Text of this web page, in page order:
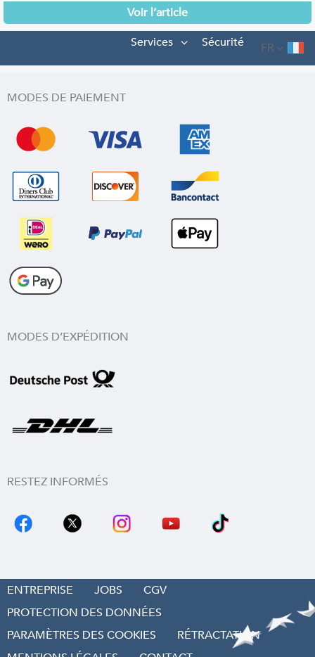
Voir l’article
FR
Sécurité
Services
MODES DE PAIEMENT
MODES D’EXPÉDITION
RESTEZ INFORMÉS
ENTREPRISE JOBS
CGV
PROTECTION DES DONNÉES
PARAMÈTRES DES COOKIES
RÉTRACTATION